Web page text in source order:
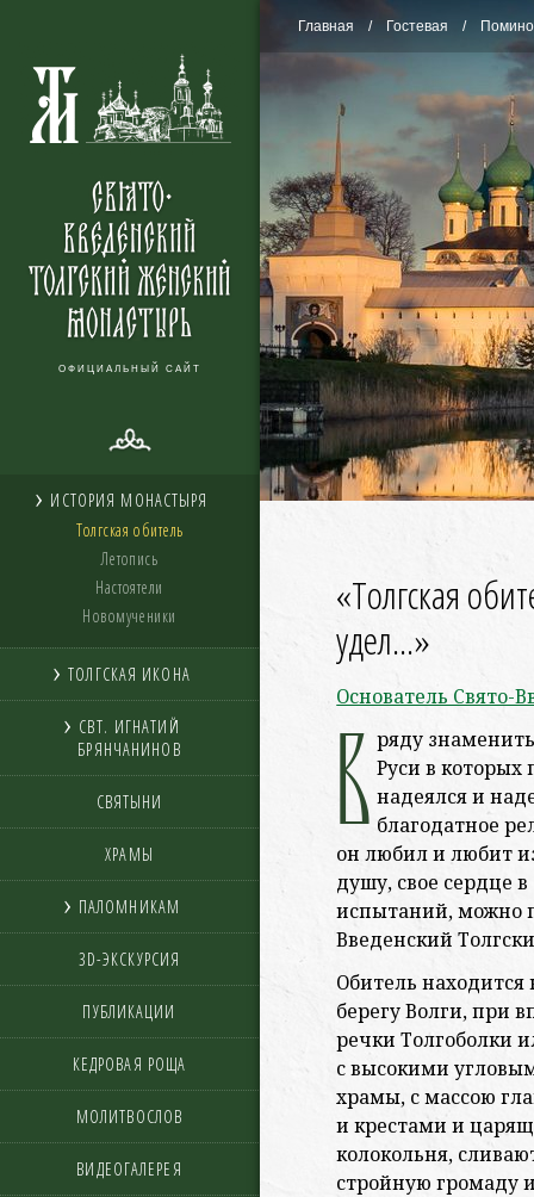
ОФИЦИАЛЬНЫЙ САЙТ
ИСТОРИЯ МОНАСТЫРЯ
Толгская обитель
Летопись
Настоятели
Новомученики
ТОЛГСКАЯ ИКОНА
СВТ. ИГНАТИЙ
БРЯНЧАНИНОВ
СВЯТЫНИ
ХРАМЫ
ПАЛОМНИКАМ
3D-ЭКСКУРСИЯ
ПУБЛИКАЦИИ
КЕДРОВАЯ РОЩА
МОЛИТВОСЛОВ
ВИДЕОГАЛЕРЕЯ
Главная Гостевая
«Толгская
удел...»
Основатель Свято-
В ряду
Руси в которых
надеялся и
благодатное
он любил и любит
душу, свое сердце
испытаний, можно
Введенский
Обитель находится
берегу Волги, при
речки Толгоболки
с высокими
храмы, с массою
и крестами и
колокольня,
стройную громаду